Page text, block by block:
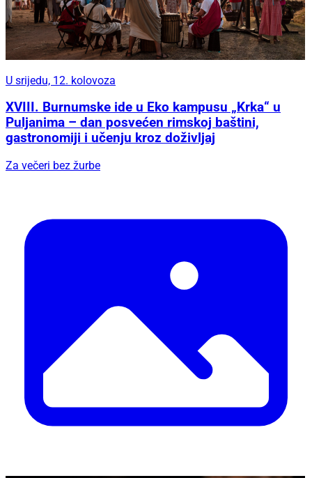
U srijedu, 12. kolovoza
XVIII. Burnumske ide u Eko kampusu „Krka“ u
Puljanima – dan posvećen rimskoj baštini,
gastronomiji i učenju kroz doživljaj
Za večeri bez žurbe